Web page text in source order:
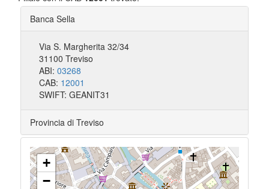
Banca Sella
Via S. Margherita 32/34
31100 Treviso
ABI: 03268
CAB: 12001
SWIFT: GEANIT31
Provincia di Treviso
+
−